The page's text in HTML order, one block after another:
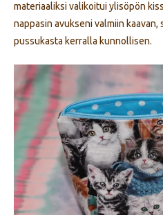
materiaaliksi valikoitui ylisöpön
nappasin avukseni valmiin kaavan,
pussukasta kerralla kunnollisen.